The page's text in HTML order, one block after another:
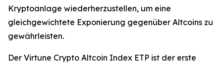
Kryptoanlage wiederherzustellen, um eine
gleichgewichtete Exponierung gegenüber Altcoins zu
gewährleisten.
Der Virtune Crypto Altcoin Index ETP ist der erste